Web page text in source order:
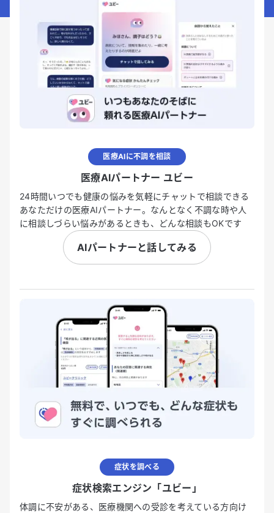
医療AIに不調を相談
医療AIパートナー ユビー
24時間いつでも健康の悩みを気軽にチャットで相談できる
あなただけの医療AIパートナー。なんとなく不調な時や人
に相談しづらい悩みがあるときも、どんな相談もOKです
AIパートナーと話してみる
症状を調べる
症状検索エンジン「ユビー」
体調に不安がある、医療機関への受診を考えている方向け